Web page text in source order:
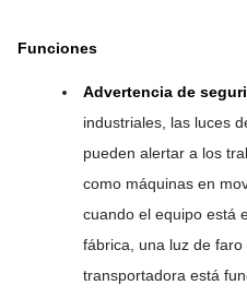
Funciones
Advertencia de
industriales, las luces
pueden alertar a los
como máquinas en
cuando el equipo está
fábrica, una luz de
transportadora está